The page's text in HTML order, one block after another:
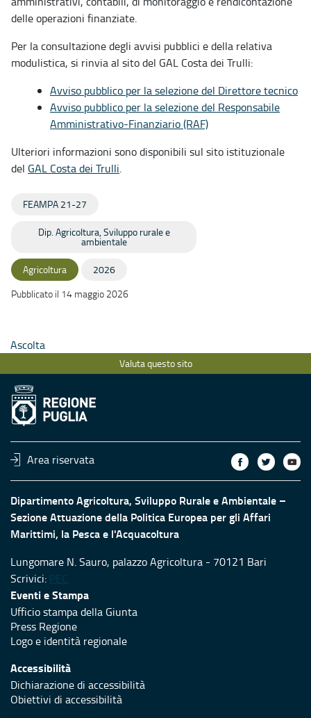
delle operazioni finanziate.
Per la consultazione degli avvisi pubblici e della relativa
modulistica, si rinvia al sito del GAL Costa dei Trulli:
Avviso pubblico per la selezione del Direttore tecnico
Avviso pubblico per la selezione del Responsabile
Amministrativo-Finanziario (RAF)
Ulteriori informazioni sono disponibili sul sito istituzionale
del GAL Costa dei Trulli.
FEAMPA 21-27
Dip. Agricoltura, Sviluppo rurale e
ambientale
Agricoltura
2026
Pubblicato il 14 maggio 2026
Ascolta
Valuta questo sito
Area riservata
Dipartimento Agricoltura, Sviluppo Rurale e Ambientale –
Sezione Attuazione della Politica Europea per gli Affari
Marittimi, la Pesca e l'Acquacoltura
Lungomare N. Sauro, palazzo Agricoltura - 70121 Bari
Scrivici: PEC
Eventi e Stampa
Ufficio stampa della Giunta
Press Regione
Logo e identità regionale
Accessibilità
Dichiarazione di accessibilità
Obiettivi di accessibilità